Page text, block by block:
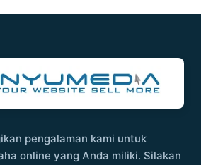
pengalaman kami untuk
online yang Anda miliki. Silakan